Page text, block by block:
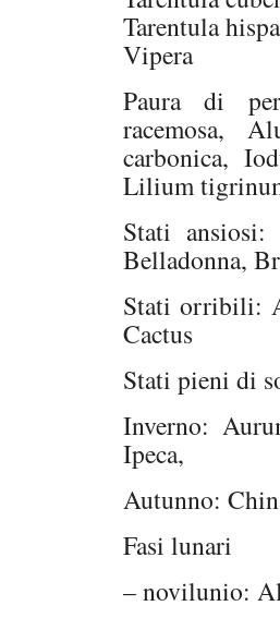
Tarentula
Vipera
Paura di
racemosa,
carbonica,
Lilium
Stati
Belladonna,
Stati orribili:
Cactus
Stati pieni di
Inverno:
Ipeca,
Autunno:
Fasi lunari
– novilunio: